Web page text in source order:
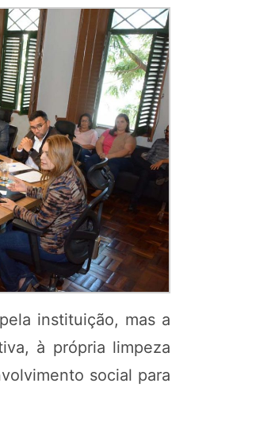
instituição, mas a
à própria limpeza
social para